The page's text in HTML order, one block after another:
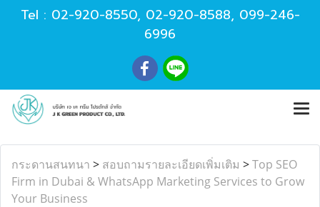
Tel : 02-920-8550, 02-920-8588, 099-246-
6996
กระดานสนทนา > สอบถามรายละเอียดเพิ่มเติม >Top SEO
Firm in Dubai & WhatsApp Marketing Services to Grow
Your Business